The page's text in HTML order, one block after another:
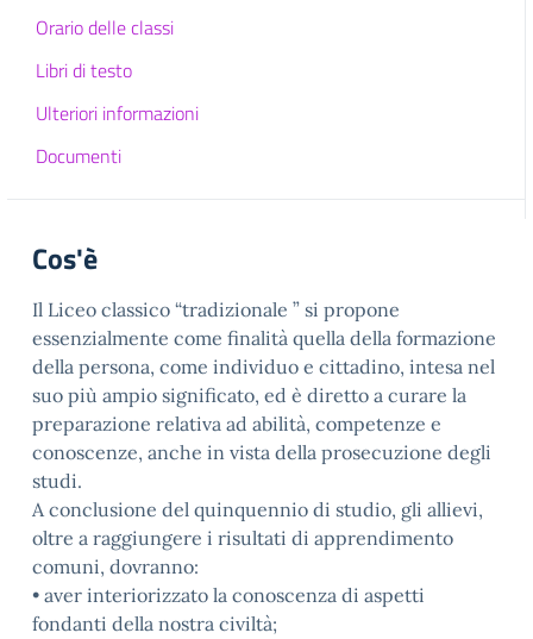
Orario delle classi
Libri di testo
Ulteriori informazioni
Documenti
Cos'è
Il Liceo classico “tradizionale ” si propone
essenzialmente come finalità quella della formazione
della persona, come individuo e cittadino, intesa nel
suo più ampio significato, ed è diretto a curare la
preparazione relativa ad abilità, competenze e
conoscenze, anche in vista della prosecuzione degli
studi.
A conclusione del quinquennio di studio, gli allievi,
oltre a raggiungere i risultati di apprendimento
comuni, dovranno:
• aver interiorizzato la conoscenza di aspetti
fondanti della nostra civiltà;